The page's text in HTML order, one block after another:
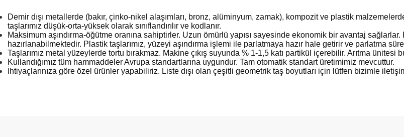
Demir dışı metallerde (bakır, çinko-nikel alaşımları, bronz, alüminyum, zamak), kompozit ve plastik
taşlarımız düşük-orta-yüksek olarak sınıflandırılır ve kodlanır.
Maksimum aşındırma-öğütme oranına sahiptirler. Uzun ömürlü yapısı sayesinde ekonomik bir avantaj
hazırlanabilmektedir. Plastik taşlarımız, yüzeyi aşındırma işlemi ile parlatmaya hazır hale getirir ve parlatma
Taşlarımız metal yüzeylerde tortu bırakmaz. Makine çıkış suyunda % 1-1,5 katı partikül içerebilir. Arıtma
Kullandığımız tüm hammaddeler Avrupa standartlarına uygundur. Tam otomatik standart üretimimiz mevcuttur.
İhtiyaçlarınıza göre özel ürünler yapabiliriz. Liste dışı olan çeşitli geometrik taş boyutları için lütfen bizimle